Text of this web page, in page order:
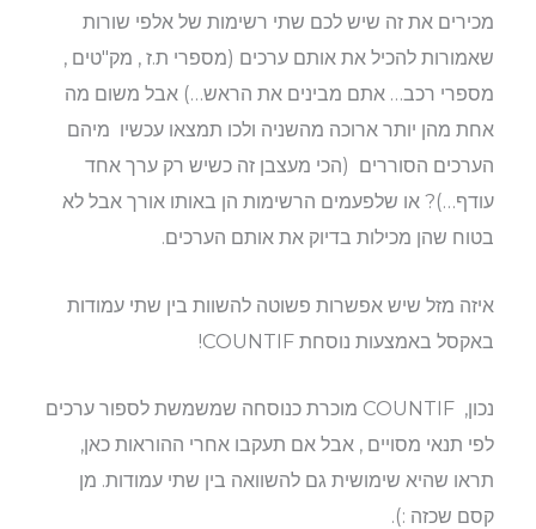
מכירים את זה שיש לכם שתי רשימות של אלפי שורות
שאמורות להכיל את אותם ערכים (מספרי ת.ז , מק"טים ,
מספרי רכב… אתם מבינים את הראש…) אבל משום מה
אחת מהן יותר ארוכה מהשניה ולכו תמצאו עכשיו מיהם
הערכים הסוררים (הכי מעצבן זה כשיש רק ערך אחד
עודף…)? או שלפעמים הרשימות הן באותו אורך אבל לא
בטוח שהן מכילות בדיוק את אותם הערכים.
איזה מזל שיש אפשרות פשוטה להשוות בין שתי עמודות
באקסל באמצעות נוסחת COUNTIF!
נכון, COUNTIF מוכרת כנוסחה שמשמשת לספור ערכים
לפי תנאי מסויים , אבל אם תעקבו אחרי ההוראות כאן,
תראו שהיא שימושית גם להשוואה בין שתי עמודות. מן
קסם שכזה :).